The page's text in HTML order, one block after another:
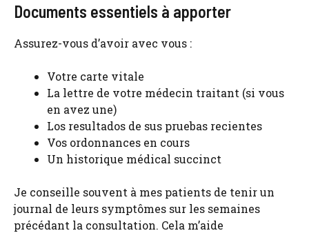
Documents essentiels à apporter
Assurez-vous d’avoir avec vous :
Votre carte vitale
La lettre de votre médecin traitant (si vous
en avez une)
Los resultados de sus pruebas recientes
Vos ordonnances en cours
Un historique médical succinct
Je conseille souvent à mes patients de tenir un
journal de leurs symptômes sur les semaines
précédant la consultation. Cela m’aide